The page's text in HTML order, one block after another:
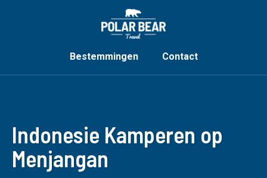
Bestemmingen Contact
Indonesie Kamperen op
Menjangan